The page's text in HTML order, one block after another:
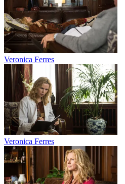
Veronica Ferres
Veronica Ferres